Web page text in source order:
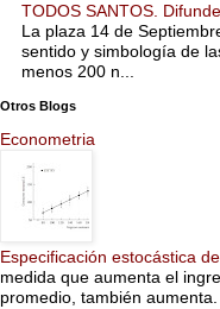
TODOS SANTOS.
La plaza 14 de
sentido y simbología de
menos 200 n...
Otros Blogs
Econometria
Especificación estocástica
medida que aumenta el
promedio, también